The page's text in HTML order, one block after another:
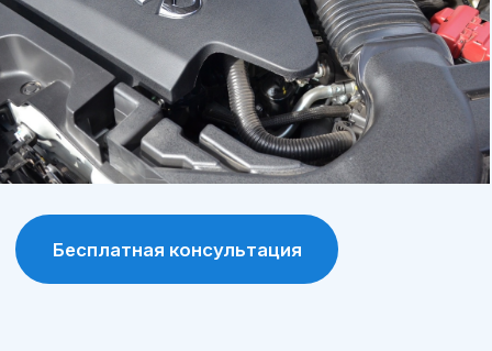
Современное оборудование
сервис А-Драйв оснащен современными
диагностическими и ремонтными
инструментами, что позволяет выявлять и
устранять проблемы максимально точно.
обслуживание у официального дилера
позволяет сохранить заводскую гарантию
обслуживание и запчасти.